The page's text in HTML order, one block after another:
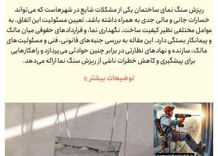
ریزش سنگ نمای ساختمان یکی از مشکلات شایع در شهرهاست که می‌تواند
خسارات جانی و مالی جدی به همراه داشته باشد. تعیین مسئولیت این اتفاق، به
عوامل مختلفی نظیر کیفیت ساخت، نگهداری نما، و قراردادهای حقوقی میان مالک
و پیمانکار بستگی دارد. این مقاله به بررسی جنبه‌های قانونی، فنی و مسئولیت‌های
مالک، سازنده و نهادهای نظارتی در برابر چنین حوادثی می‌پردازد و راهکارهایی
برای پیشگیری و کاهش خطرات ناشی از ریزش سنگ نما ارائه می‌دهد.
توضیحات بیشتر »